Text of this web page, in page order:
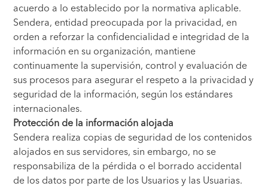
acuerdo a lo establecido por la normativa aplicable.
Sendera, entidad preocupada por la privacidad, en
orden a reforzar la confidencialidad e integridad de la
información en su organización, mantiene
continuamente la supervisión, control y evaluación de
sus procesos para asegurar el respeto a la privacidad y
seguridad de la información, según los estándares
internacionales.
Protección de la información alojada
Sendera realiza copias de seguridad de los contenidos
alojados en sus servidores, sin embargo, no se
responsabiliza de la pérdida o el borrado accidental
de los datos por parte de los Usuarios y las Usuarias.